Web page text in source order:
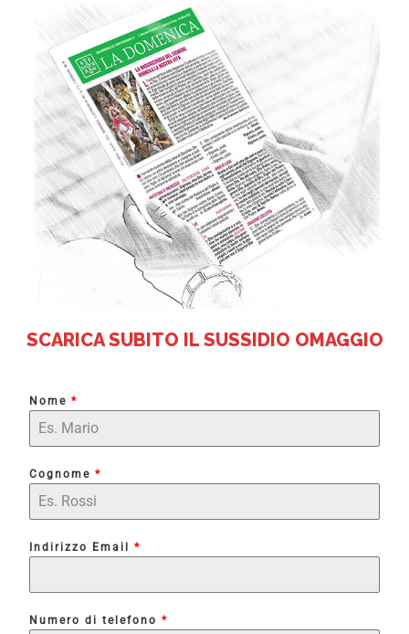
SCARICA SUBITO IL SUSSIDIO OMAGGIO
Nome*
Cognome*
Indirizzo Email*
Numero di telefono*